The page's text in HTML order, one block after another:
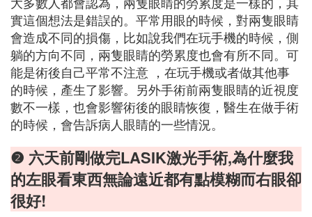
實這個想法是錯誤的。平常用眼的時候，對兩隻眼睛
會造成不同的損傷，比如說我們在玩手機的時候，側
躺的方向不同，兩隻眼睛的勞累度也會有所不同。可
能是術後自己平常不注意 ，在玩手機或者做其他事
的時候，產生了影響。另外手術前兩隻眼睛的近視度
數不一樣，也會影響術後的眼睛恢復，醫生在做手術
的時候，會告訴病人眼睛的一些情況。
❷ 六天前剛做完LASIK激光手術,為什麼我
的左眼看東西無論遠近都有點模糊而右眼卻
很好!